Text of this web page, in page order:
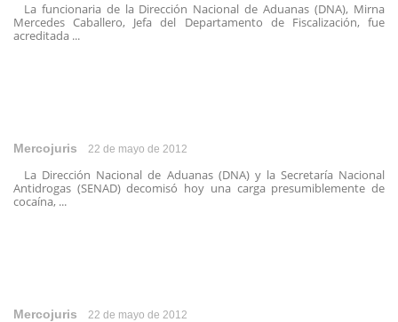
La funcionaria de la Dirección Nacional de Aduanas (DNA), Mirna
Mercedes Caballero, Jefa del Departamento de Fiscalización, fue
acreditada ...
Mercojuris 22 de mayo de 2012
La Dirección Nacional de Aduanas (DNA) y la Secretaría Nacional
Antidrogas (SENAD) decomisó hoy una carga presumiblemente de
cocaína, ...
Mercojuris 22 de mayo de 2012